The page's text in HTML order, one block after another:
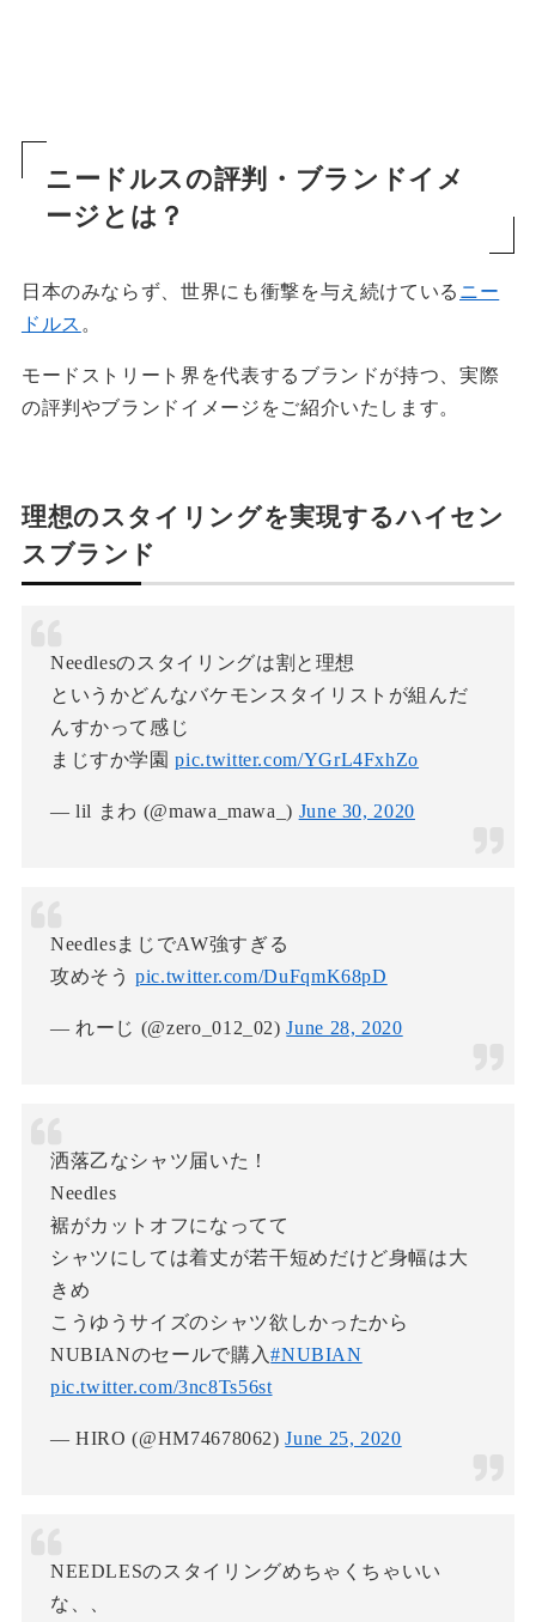
ニードルスの評判・ブランドイメ
ージ とは？
日本のみならず、世界にも衝撃を与え続けている ニー
ドルス 。
モードストリート界を代表するブランドが持つ、実際
の評判やブランドイメージをご紹介いたします。
理想のスタイリングを実現するハイセン
スブランド
Needlesのスタイリングは割と理想
というかどんなバケモンスタイリストが組んだ
んすかって感じ
まじすか学園pic.twitter.com/YGrL4FxhZo
— lil まわ (@mawa_mawa_) June 30, 2020
NeedlesまじでAW強すぎる
攻めそうpic.twitter.com/DuFqmK68pD
— れーじ (@zero_012_02)June 28, 2020
洒落乙なシャツ届いた！
Needles
裾がカットオフになってて
シャツにしては着丈が若干短めだけど身幅は大
きめ
こうゆうサイズのシャツ欲しかったから
NUBIANのセールで購入#NUBIAN
pic.twitter.com/3nc8Ts56st
— HIRO (@HM74678062)June 25, 2020
NEEDLESのスタイリングめちゃくちゃいい
な、、